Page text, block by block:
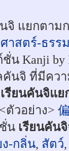
แยกตาม
าสตร์-ธรร
น Kanji by
คันจิ ที่มีค
เรียนคันจิแ
ตัวอย่าง>
น เรียนคัน
ง-กลิ่น, สัตว์